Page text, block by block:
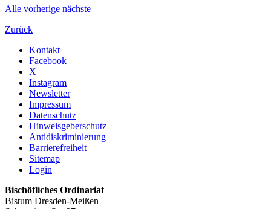
Alle vorherige nächste
Zurück
Kontakt
Facebook
X
Instagram
Newsletter
Impressum
Datenschutz
Hinweisgeberschutz
Antidiskriminierung
Barrierefreiheit
Sitemap
Login
Bischöfliches Ordinariat
Bistum Dresden-Meißen